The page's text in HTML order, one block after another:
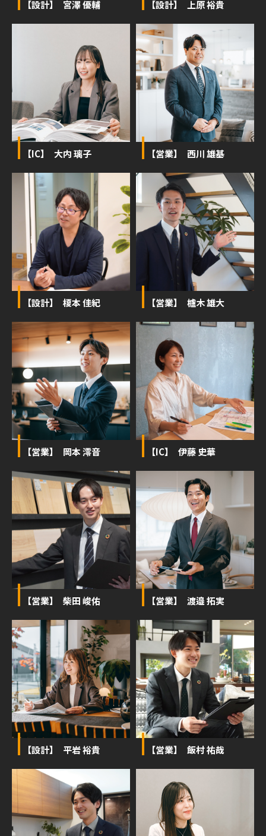
【設計】 宮澤 優輔 【設計】 上原 裕貴
【IC】 大内 璃子 【営業】 西川 雄基
【設計】 榎本 佳紀 【営業】 櫨木 雄大
【営業】 岡本 澪音 【IC】 伊藤 史華
【営業】 柴田 峻佑 【営業】 渡邉 拓実
【設計】 平岩 裕貴 【営業】 飯村 祐哉